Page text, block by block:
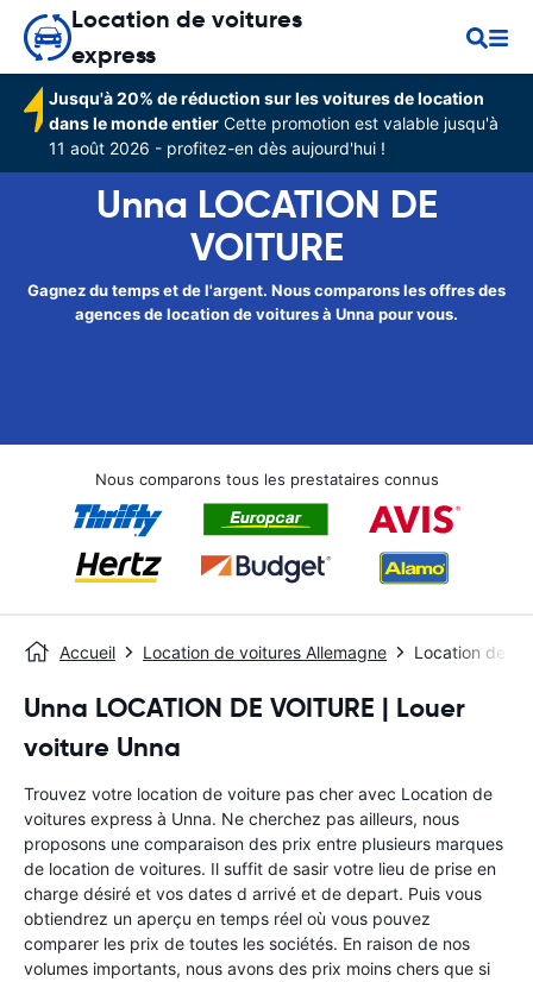
Location de voitures
express
Jusqu'à 20% de réduction sur les voitures de location
dans le monde entier Cette promotion est valable jusqu'à
11 août 2026 - profitez-en dès aujourd'hui !
Unna LOCATION DE
VOITURE
Gagnez du temps et de l'argent. Nous comparons les offres des
agences de location de voitures à Unna pour vous.
Nous comparons tous les prestataires connus
Accueil Location de voitures Allemagne Location de
Unna LOCATION DE VOITURE | Louer
voiture Unna
Trouvez votre location de voiture pas cher avec Location de
voitures express à Unna. Ne cherchez pas ailleurs, nous
proposons une comparaison des prix entre plusieurs marques
de location de voitures. Il suffit de sasir votre lieu de prise en
charge désiré et vos dates d arrivé et de depart. Puis vous
obtiendrez un aperçu en temps réel où vous pouvez
comparer les prix de toutes les sociétés. En raison de nos
volumes importants, nous avons des prix moins chers que si